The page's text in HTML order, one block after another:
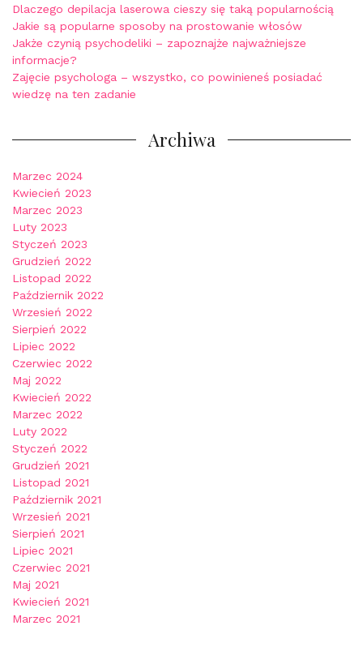
Dlaczego depilacja laserowa cieszy się taką popularnością
Jakie są popularne sposoby na prostowanie włosów
Jakże czynią psychodeliki – zapoznajże najważniejsze
informacje?
Zajęcie psychologa – wszystko, co powinieneś posiadać
wiedzę na ten zadanie
Archiwa
Marzec 2024
Kwiecień 2023
Marzec 2023
Luty 2023
Styczeń 2023
Grudzień 2022
Listopad 2022
Październik 2022
Wrzesień 2022
Sierpień 2022
Lipiec 2022
Czerwiec 2022
Maj 2022
Kwiecień 2022
Marzec 2022
Luty 2022
Styczeń 2022
Grudzień 2021
Listopad 2021
Październik 2021
Wrzesień 2021
Sierpień 2021
Lipiec 2021
Czerwiec 2021
Maj 2021
Kwiecień 2021
Marzec 2021